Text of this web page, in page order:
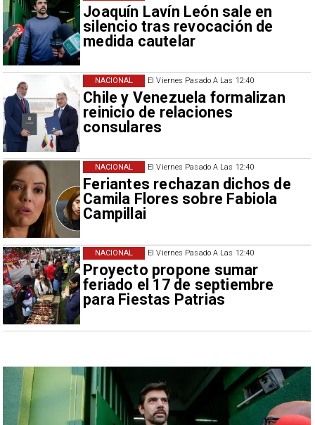
Joaquín Lavín León sale en
silencio tras revocación de
medida cautelar
El Viernes Pasado A Las 12:40
Chile y Venezuela formalizan
reinicio de relaciones
consulares
NACIONAL
El Viernes Pasado A Las 12:40
Feriantes rechazan dichos de
Camila Flores sobre Fabiola
Campillai
NACIONAL
El Viernes Pasado A Las 12:40
Proyecto propone sumar
feriado el 17 de septiembre
para Fiestas Patrias
NACIONAL